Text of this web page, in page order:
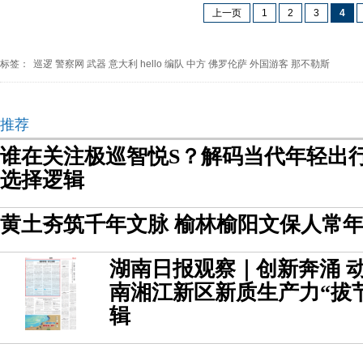
上一页 1 2 3 4
标签： 巡逻 警察网 武器 意大利 hello 编队 中方 佛罗伦萨 外国游客 那不勒斯
推荐
谁在关注极巡智悦S？解码当代年轻出
选择逻辑
黄土夯筑千年文脉 榆林榆阳文保人常
湖南日报观察｜创新奔涌
南湘江新区新质生产力“拔
辑